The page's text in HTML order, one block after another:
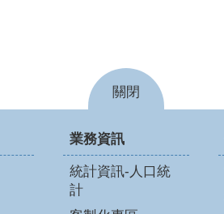
關閉
業務資訊
統計資訊-人口統
計